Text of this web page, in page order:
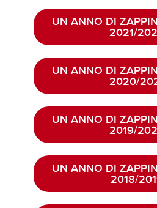
UN ANNO DI
2021/
UN ANNO DI
2020/
UN ANNO DI
2019/
UN ANNO DI
2018/